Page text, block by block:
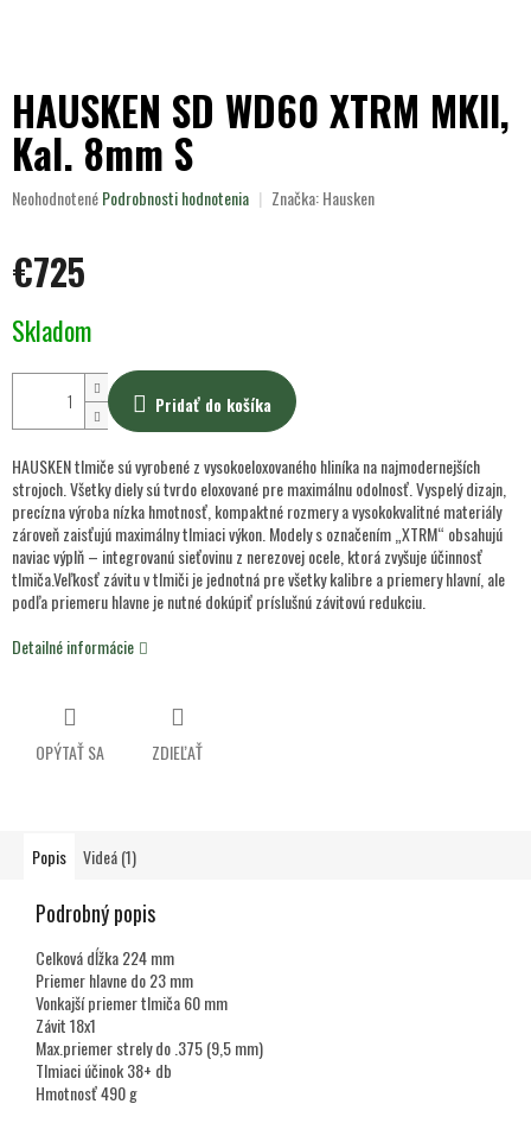
HAUSKEN SD WD60 XTRM MKII,
Kal. 8mm S
Priemerné
je
0,0
5
NeohodnotenéPodrobnosti hodnotenia Značka:Hausken
€725
cena:
Skladom
Pridať do košíka
HAUSKEN tlmiče sú vyrobené z vysokoeloxovaného hliníka na najmodernejších
strojoch. Všetky diely sú tvrdo eloxované pre maximálnu odolnosť. Vyspelý dizajn,
precízna výroba nízka hmotnosť, kompaktné rozmery a vysokokvalitné materiály
zároveň zaisťujú maximálny tlmiaci výkon. Modely s označením „XTRM“ obsahujú
naviac výplň – integrovanú sieťovinu z nerezovej ocele, ktorá zvyšuje účinnosť
tlmiča.Veľkosť závitu v tlmiči je jednotná pre všetky kalibre a priemery hlavní, ale
podľa priemeru hlavne je nutné dokúpiť príslušnú závitovú redukciu.
Detailné informácie
OPÝTAŤ SA ZDIEĽAŤ
Popis Videá (1)
Podrobný popis
Celková dĺžka 224 mm
Priemer hlavne do 23 mm
Vonkajší priemer tlmiča 60 mm
Závit 18x1
Max.priemer strely do .375 (9,5 mm)
Tlmiaci účinok 38+ db
Hmotnosť 490 g